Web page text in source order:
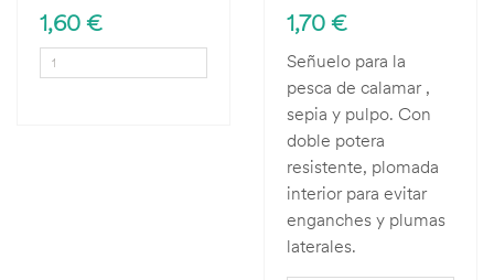
1,60 € 1,70 €
Señuelo para la
pesca de calamar ,
sepia y pulpo. Con
doble potera
resistente, plomada
interior para evitar
enganches y plumas
laterales.